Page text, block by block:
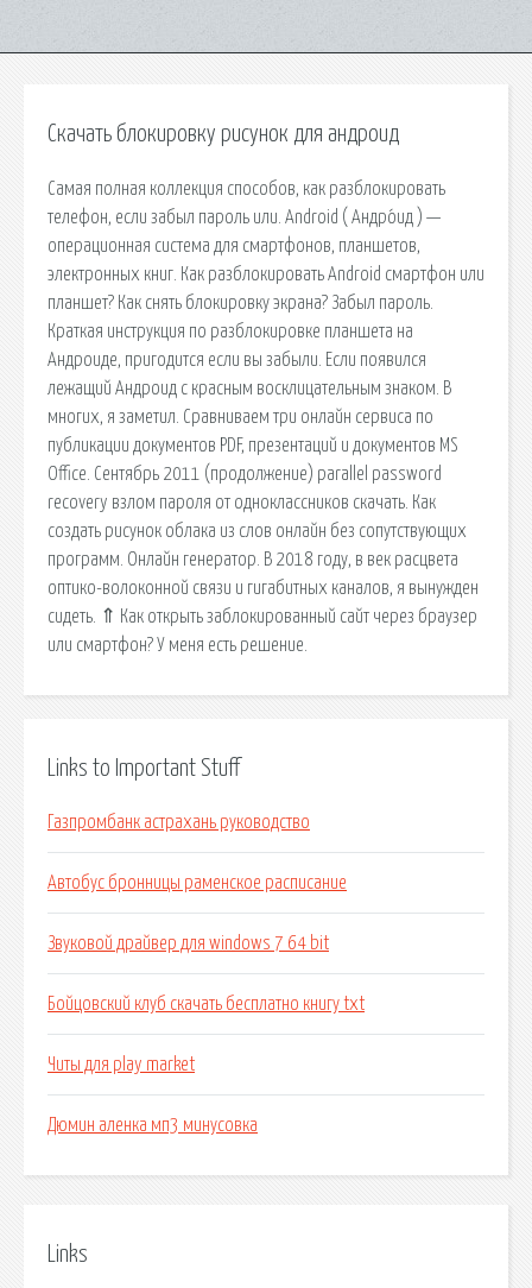
Скачать блокировку рисунок для андроид
Самая полная коллекция способов, как разблокировать
телефон, если забыл пароль или. Android ( Андро́ид ) —
операционная система для смартфонов, планшетов,
электронных книг. Как разблокировать Android смартфон или
планшет? Как снять блокировку экрана? Забыл пароль.
Краткая инструкция по разблокировке планшета на
Андроиде, пригодится если вы забыли. Если появился
лежащий Андроид с красным восклицательным знаком. В
многих, я заметил. Сравниваем три онлайн сервиса по
публикации документов PDF, презентаций и документов MS
Office. Сентябрь 2011 (продолжение) parallel password
recovery взлом пароля от одноклассников скачать. Как
создать рисунок облака из слов онлайн без сопутствующих
программ. Онлайн генератор. В 2018 году, в век расцвета
оптико-волоконной связи и гигабитных каналов, я вынужден
сидеть. ⇑ Как открыть заблокированный сайт через браузер
или смартфон? У меня есть решение.
Links to Important Stuff
Газпромбанк астрахань руководство
Автобус бронницы раменское расписание
Звуковой драйвер для windows 7 64 bit
Бойцовский клуб скачать бесплатно книгу txt
Читы для play market
Дюмин аленка мп3 минусовка
Links